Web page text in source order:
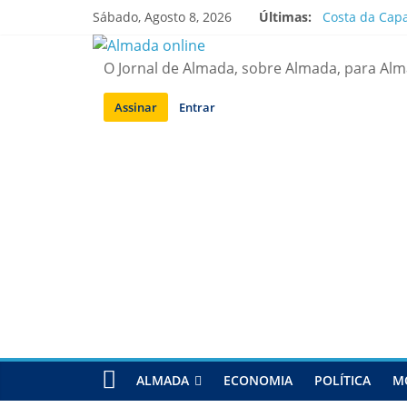
Sábado, Agosto 8, 2026 Últimas:
Costa da
Laranjeiro |
Ponte 25 de
O Jornal de Almada, sobre Almada, para
Assinar Entrar
ALMADA ECONOMIA POLÍTICA